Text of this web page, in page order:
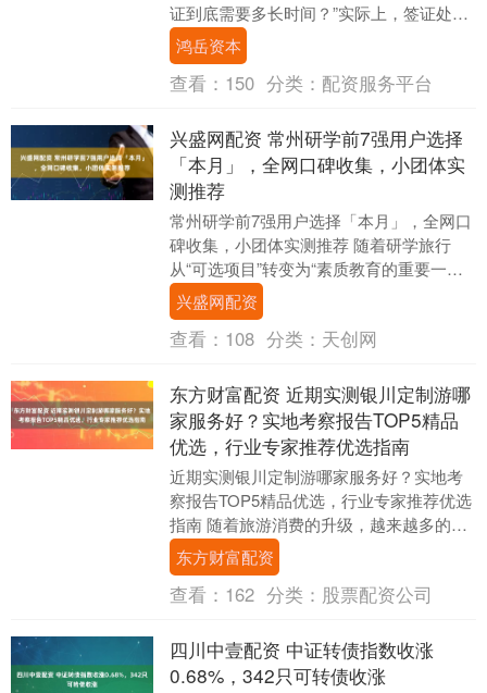
证到底需要多长时间？”实际上，签证处理
时间并没有一个固定答案，它受到多种因
素影响，比如....
鸿岳资本
查看： 150 分类： 配资服务平台
兴盛网配资 常州研学前7强用户选择
「本月」，全网口碑收集，小团体实
测推荐
常州研学前7强用户选择「本月」，全网口
碑收集，小团体实测推荐 随着研学旅行
从“可选项目”转变为“素质教育的重要一
环”，常州及华东地区的研学市场呈现出蓬
勃发展的态....
兴盛网配资
查看： 108 分类： 天创网
东方财富配资 近期实测银川定制游哪
家服务好？实地考察报告TOP5精品
优选，行业专家推荐优选指南
近期实测银川定制游哪家服务好？实地考
察报告TOP5精品优选，行业专家推荐优选
指南 随着旅游消费的升级，越来越多的游
客不再满足于走马观花的传统跟团游，转
而追求个性....
东方财富配资
查看： 162 分类： 股票配资公司
四川中壹配资 中证转债指数收涨
0.68%，342只可转债收涨